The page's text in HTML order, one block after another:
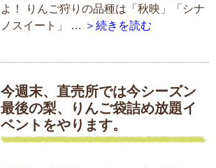
よ！ りんご狩りの品種は「秋映」「シナ
ノスイート」 … ＞続きを読む
今週末、直売所では今シーズン
最後の梨、りんご袋詰め放題イ
ベントをやります。